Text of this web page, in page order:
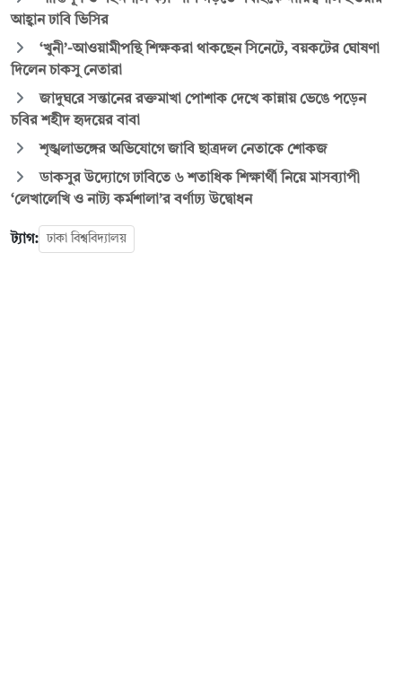
আহ্বান ঢাবি ভিসির
‘খুনী’-আওয়ামীপন্থি শিক্ষকরা থাকছেন সিনেটে, বয়কটের ঘোষণা
দিলেন চাকসু নেতারা
জাদুঘরে সন্তানের রক্তমাখা পোশাক দেখে কান্নায় ভেঙে পড়েন
চবির শহীদ হৃদয়ের বাবা
শৃঙ্খলাভঙ্গের অভিযোগে জাবি ছাত্রদল নেতাকে শোকজ
ডাকসুর উদ্যোগে ঢাবিতে ৬ শতাধিক শিক্ষার্থী নিয়ে মাসব্যাপী
‘লেখালেখি ও নাট্য কর্মশালা’র বর্ণাঢ্য উদ্বোধন
ট্যাগ: ঢাকা বিশ্ববিদ্যালয়